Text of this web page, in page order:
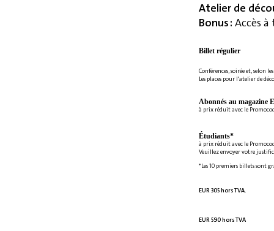
Atelier de
Bonus : Accès
Billet régulier
Conférences, soirée et, selon
Les places pour l'atelier de
Abonnés au magazine
à prix réduit avec le
Étudiants*
à prix réduit avec le
Veuillez envoyer votre
*Les 10 premiers billets sont
EUR 305 hors TVA.
EUR 590 hors TVA